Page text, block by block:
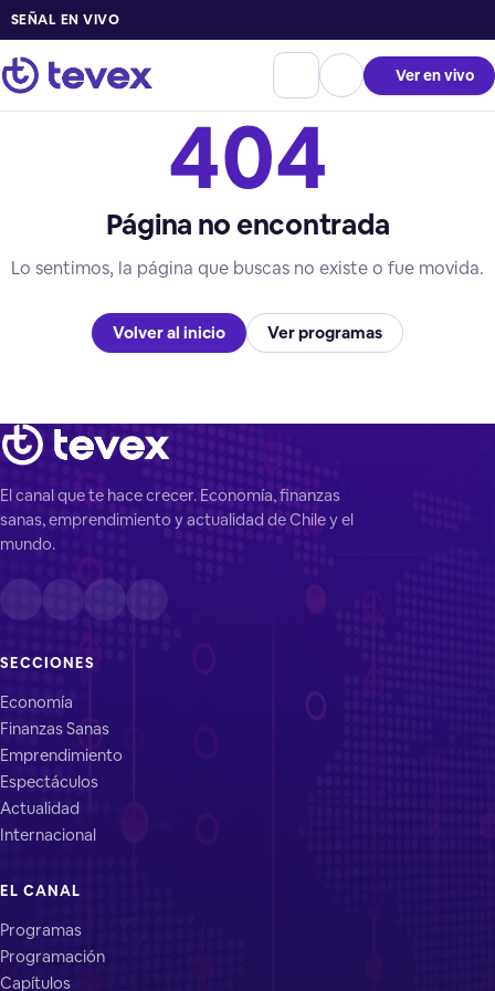
SEÑAL EN VIVO
Ver en vivo
404
Página no encontrada
Lo sentimos, la página que buscas no existe o fue movida.
Volver al inicio Ver programas
El canal que te hace crecer. Economía, finanzas
sanas, emprendimiento y actualidad de Chile y el
mundo.
SECCIONES
Economía
Finanzas Sanas
Emprendimiento
Espectáculos
Actualidad
Internacional
EL CANAL
Programas
Programación
Capítulos